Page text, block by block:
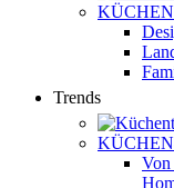
Trends
Von